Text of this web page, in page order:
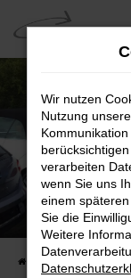
Zum
Hauptinhalt
springen
Unser
Wir nutzen
Nutzung
verarbeiten
wenn Sie uns
einem
Sie die
Weitere